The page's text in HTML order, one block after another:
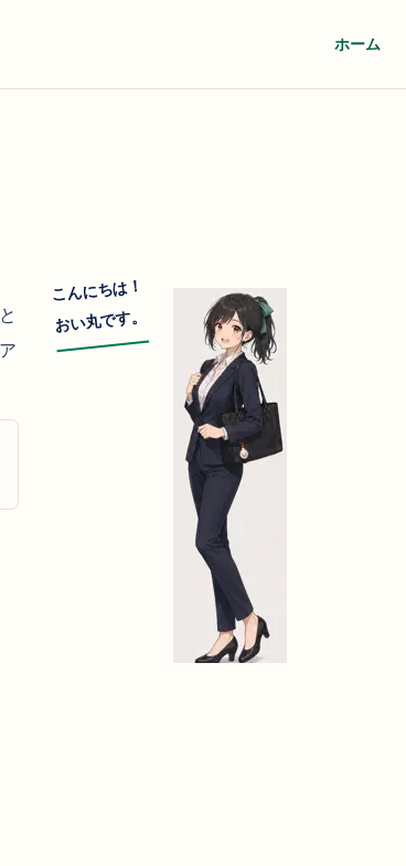
ホーム
こんにちは！
おい丸です。